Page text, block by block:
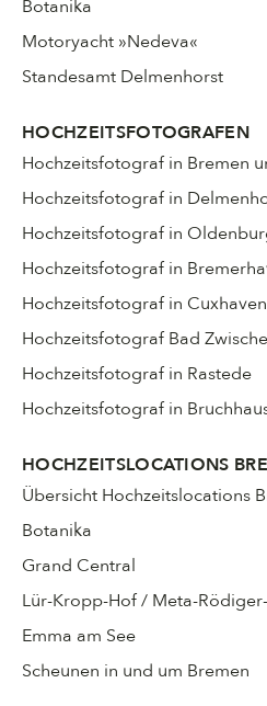
Botanika
Motoryacht »Nedeva«
Standesamt Delmenhorst
HOCHZEITSFOTOGRAFEN
Hochzeitsfotograf in Bremen
Hochzeitsfotograf in
Hochzeitsfotograf in
Hochzeitsfotograf in
Hochzeitsfotograf in Cuxhaven
Hochzeitsfotograf Bad
Hochzeitsfotograf in Rastede
Hochzeitsfotograf in
HOCHZEITSLOCATIONS
Übersicht Hochzeitslocations
Botanika
Grand Central
Lür-Kropp-Hof / Meta-
Emma am See
Scheunen in und um Bremen